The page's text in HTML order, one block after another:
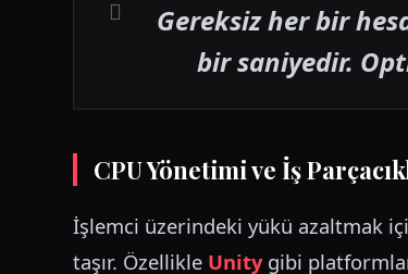
Gereksiz her bir
bir saniyedir.
CPU Yönetimi ve İş
İşlemci üzerindeki yükü azaltmak
taşır. Özellikle Unitygibi